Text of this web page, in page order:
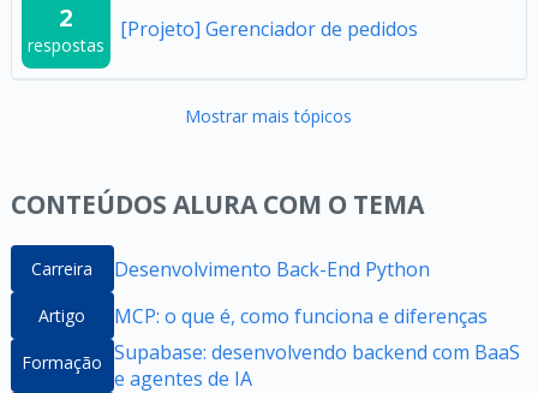
2
respostas
[Projeto] Gerenciador de pedidos
Mostrar mais tópicos
CONTEÚDOS ALURA COM O TEMA
Carreira Desenvolvimento Back-End Python
Artigo MCP: o que é, como funciona e diferenças
Formação Supabase: desenvolvendo backend com BaaS
e agentes de IA